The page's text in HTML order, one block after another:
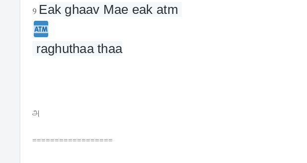
9 Eak ghaav Mae eak atm
raghuthaa thaa
அ
==================